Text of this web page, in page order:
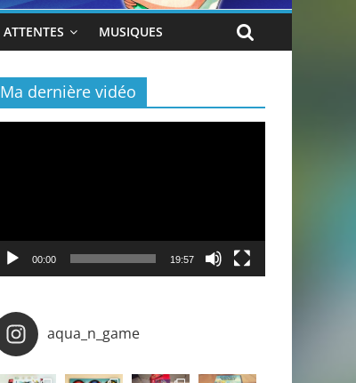
ATTENTES MUSIQUES
Ma dernière vidéo
00:00 19:57
aqua_n_game